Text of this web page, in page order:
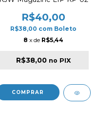
R$40,00
R$38,00 com Boleto
8 x de R$5,44
R$38,00 no PIX